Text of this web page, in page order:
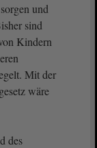
und
sind
Kindern
Mit der
wäre
des